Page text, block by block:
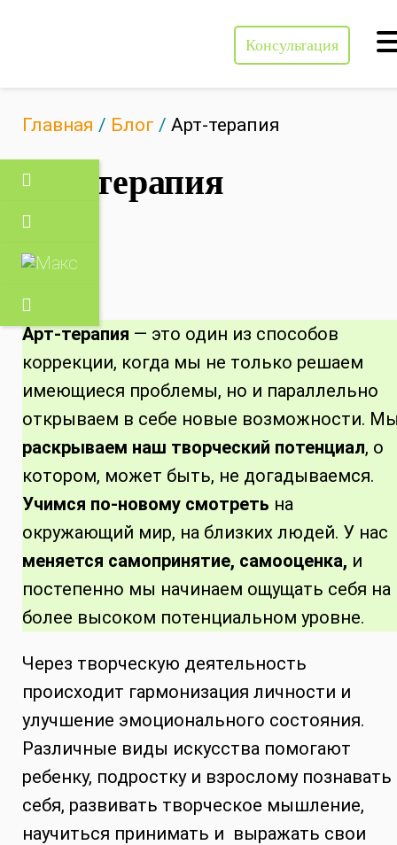
Консультация
Консультация
Главная / Блог / Арт-терапия
Арт-терапия
Арт-терапия — это один из способов
коррекции, когда мы не только решаем
имеющиеся проблемы, но и параллельно
открываем в себе новые возможности.
раскрываем наш творческий потенциал, о
котором, может быть, не догадываемся.
Учимся по-новому смотреть на
окружающий мир, на близких людей. У нас
меняется самопринятие, самооценка, и
постепенно мы начинаем ощущать себя на
более высоком потенциальном уровне.
Через творческую деятельность
происходит гармонизация личности и
улучшение эмоционального состояния.
Различные виды искусства помогают
ребенку, подростку и взрослому познавать
себя, развивать творческое мышление,
научиться принимать и выражать свои